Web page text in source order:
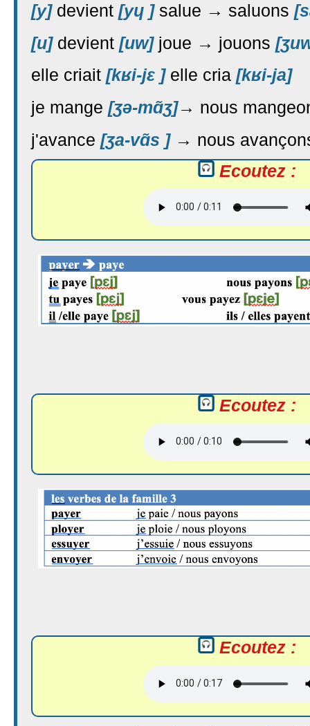
[y]devient [yɥ ]salue → saluons
[u]devient [uw]joue → jouons
elle criait [kʁi-jɛ ]elle cria [kʁi-ja]
je mange [ʒə-mɑ̃ʒ]→ nous
j'avance [ʒa-vɑ̃s ]→ nous
Ecoutez :
Ecoutez :
Ecoutez :